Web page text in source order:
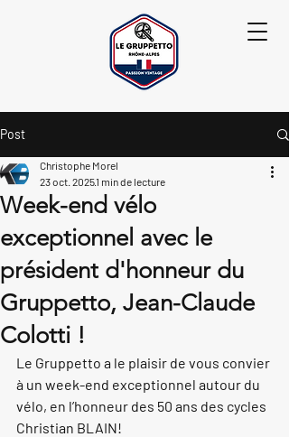
Post
Week-end vélo
exceptionnel avec le
président d'honneur du
Gruppetto, Jean-Claude
Colotti !
Christophe Morel
23 oct. 20251 min de lecture
Le Gruppetto a le plaisir de vous convier
à un week-end exceptionnel autour du
vélo, en l’honneur des 50 ans des cycles
Christian BLAIN!